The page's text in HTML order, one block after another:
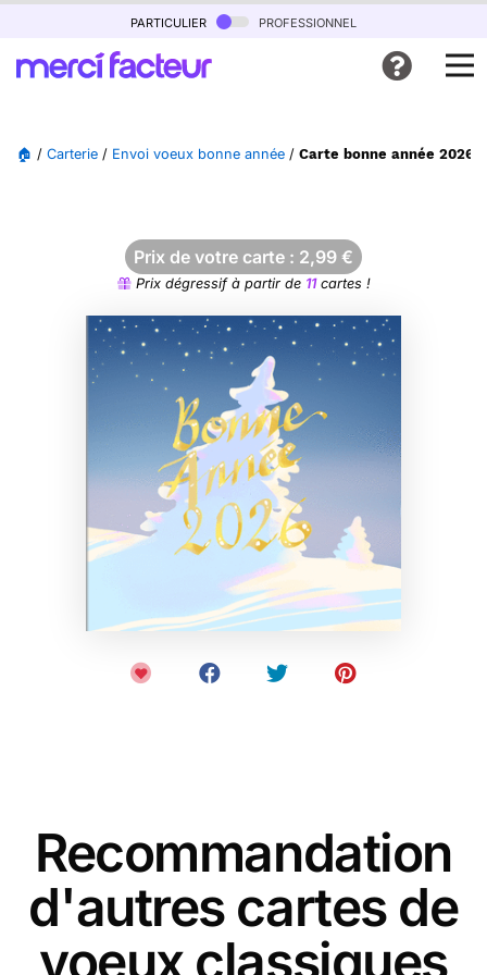
particulier professionnel
🏠 / Carterie / Envoi voeux bonne année / Carte bonne année 2026
Prix de votre carte : 2,99 €
Prix dégressif à partir de 11cartes !
Recommandation
d'autres cartes de
voeux classiques